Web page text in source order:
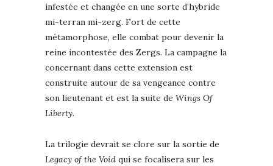
infestée et changée en une sorte d’hybride
mi-terran mi-zerg. Fort de cette
métamorphose, elle combat pour devenir la
reine incontestée des Zergs. La campagne la
concernant dans cette extension est
construite autour de sa vengeance contre
son lieutenant et est la suite de Wings Of
Liberty.
La trilogie devrait se clore sur la sortie de
Legacy of the Void qui se focalisera sur les